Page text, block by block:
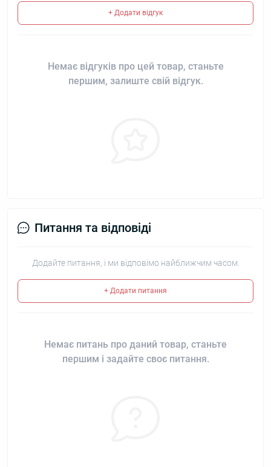
+ Додати відгук
Немає відгуків про цей товар, станьте
першим, залиште свій відгук.
Питання та відповіді
Додайте питання, і ми відповімо найближчим часом.
+ Додати питання
Немає питань про даний товар, станьте
першим і задайте своє питання.